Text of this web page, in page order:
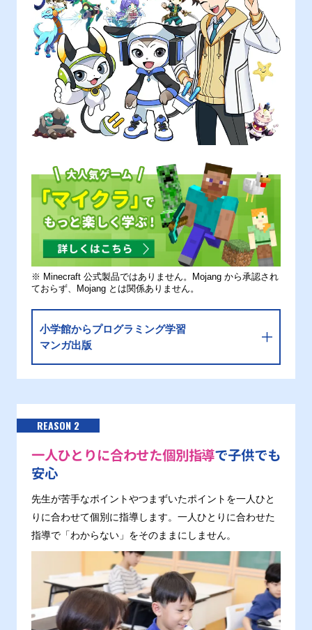
※ Minecraft 公式製品ではありません。Mojang から承認され
ておらず、Mojang とは関係ありません。
小学館からプログラミング学習
マンガ出版
REASON 2
一人ひとりに合わせた個別指導で子供でも
安心
先生が苦手なポイントやつまずいたポイントを一人ひと
りに合わせて個別に指導します。一人ひとりに合わせた
指導で「わからない」をそのままにしません。